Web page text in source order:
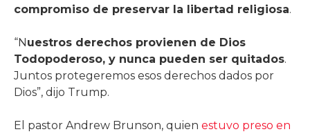
compromiso de preservar la libertad religiosa.
“Nuestros derechos provienen de Dios
Todopoderoso, y nunca pueden ser quitados.
Juntos protegeremos esos derechos dados por
Dios”, dijo Trump.
El pastor Andrew Brunson, quien estuvo preso en